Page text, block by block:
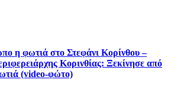
η φωτιά στο Στεφάνι Κορίνθου –
Κορινθίας: Ξεκίνησε από
(video-φώτο)